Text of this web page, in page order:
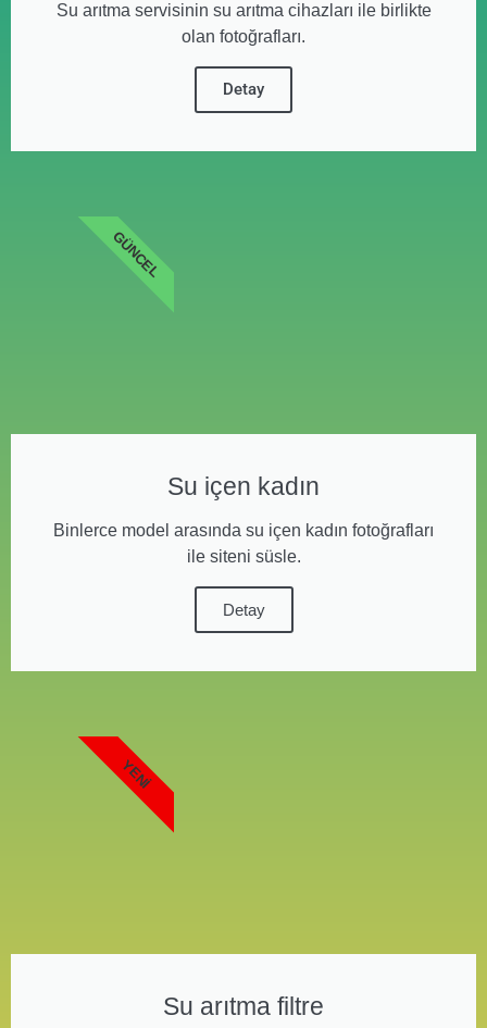
Su arıtma servisinin su arıtma cihazları ile birlikte
olan fotoğrafları.
Detay
Su içen kadın
Binlerce model arasında su içen kadın fotoğrafları
ile siteni süsle.
Detay
GÜNCEL
Su arıtma filtre
YENI